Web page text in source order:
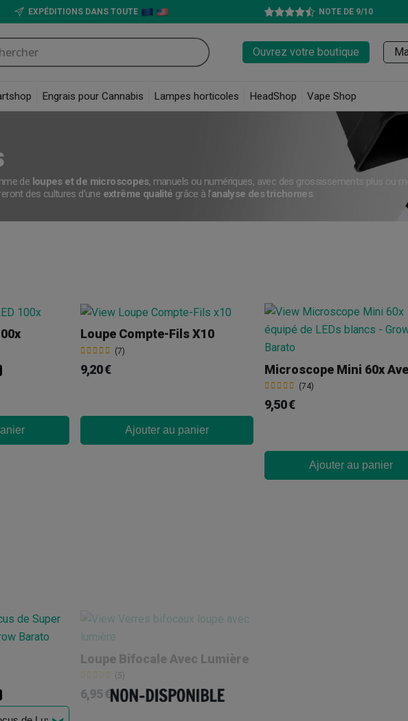
EXPÉDITIONS DANS TOUTE NOTE DE 9/10
Ouvrez votre boutique
Engrais pour Cannabis Lampes horticoles HeadShop Vape Shop
de loupes et de microscopes, manuels ou numériques, avec des grossissements plus ou
des cultures d’une extrême qualité grâce à l’analyse des trichomes.
Loupe Compte-Fils X10
(7)
9,20 €
Ajouter au panier
(74)
9,50 €
Ajouter au panier
Loupe Bifocale Avec Lumière
(5)
6,95 €